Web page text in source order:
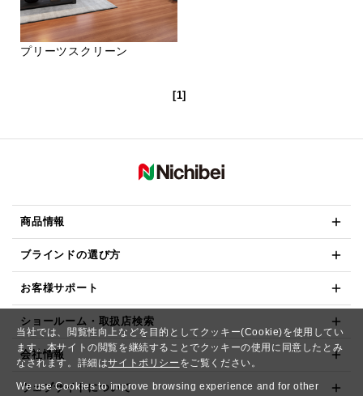
当社では、閲覧性向上などを目的としてクッキー(Cookie)を使用してい
ます。本サイトの閲覧を継続することでクッキーの使用に同意したとみ
なされます。詳細はサイトポリシー をご覧ください。
We use Cookies to improve browsing experience and for other
プリーツスクリーン
[1]
商品情報
ブラインドの選び方
お客様サポート
ショールーム・取扱店検索
会社情報
ウェブサイトについて